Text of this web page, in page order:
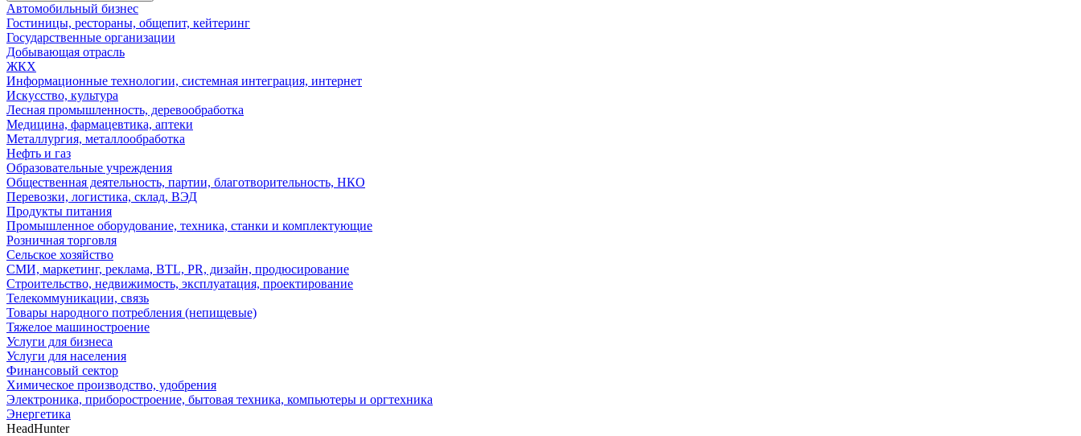
Автомобильный бизнес
Гостиницы, рестораны, общепит, кейтеринг
Государственные организации
Добывающая отрасль
ЖКХ
Информационные технологии, системная интеграция, интернет
Искусство, культура
Лесная промышленность, деревообработка
Медицина, фармацевтика, аптеки
Металлургия, металлообработка
Нефть и газ
Образовательные учреждения
Общественная деятельность, партии, благотворительность, НКО
Перевозки, логистика, склад, ВЭД
Продукты питания
Промышленное оборудование, техника, станки и комплектующие
Розничная торговля
Сельское хозяйство
СМИ, маркетинг, реклама, BTL, PR, дизайн, продюсирование
Строительство, недвижимость, эксплуатация, проектирование
Телекоммуникации, связь
Товары народного потребления (непищевые)
Тяжелое машиностроение
Услуги для бизнеса
Услуги для населения
Финансовый сектор
Химическое производство, удобрения
Электроника, приборостроение, бытовая техника, компьютеры и оргтехника
Энергетика
HeadHunter